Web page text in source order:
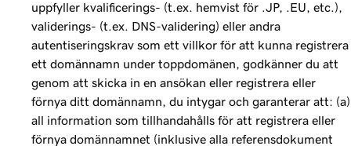
uppfyller kvalificerings- (t.ex. hemvist för .JP, .EU, etc.),
validerings- (t.ex. DNS-validering) eller andra
autentiseringskrav som ett villkor för att kunna registrera
ett domännamn under toppdomänen, godkänner du att
genom att skicka in en ansökan eller registrera eller
förnya ditt domännamn, du intygar och garanterar att: (a)
all information som tillhandahålls för att registrera eller
förnya domännamnet (inklusive alla referensdokument